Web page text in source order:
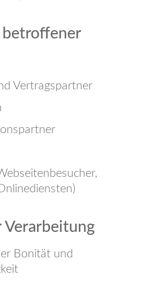
betroffener
Vertragspartner
Verarbeitung
Bonität und